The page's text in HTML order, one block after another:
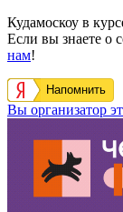
Кудамоскоу в
Если вы знаете о
нам!
Напомнить
Вы организатор